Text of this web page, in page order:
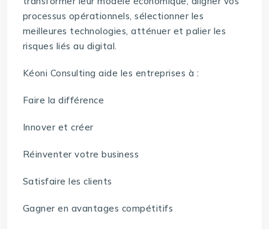
processus opérationnels, sélectionner les
meilleures technologies, atténuer et palier les
risques liés au digital.
Kéoni Consulting aide les entreprises à :
Faire la différence
Innover et créer
Réinventer votre business
Satisfaire les clients
Gagner en avantages compétitifs